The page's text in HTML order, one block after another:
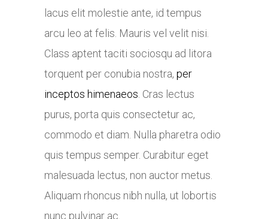
lacus elit molestie ante, id tempus
arcu leo at felis. Mauris vel velit nisi.
Class aptent taciti sociosqu ad litora
torquent per conubia nostra, per
inceptos himenaeos. Cras lectus
purus, porta quis consectetur ac,
commodo et diam. Nulla pharetra odio
quis tempus semper. Curabitur eget
malesuada lectus, non auctor metus.
Aliquam rhoncus nibh nulla, ut lobortis
nunc pulvinar ac.